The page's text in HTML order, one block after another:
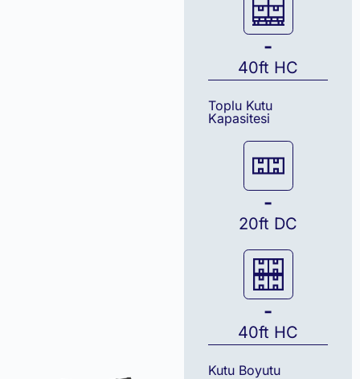
-
40ft HC
Toplu Kutu
Kapasitesi
-
20ft DC
-
40ft HC
Kutu Boyutu